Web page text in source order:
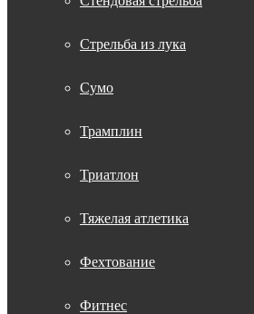
Стрельба из лука
Сумо
Трамплин
Триатлон
Тяжелая атлетика
Фехтование
Фитнес